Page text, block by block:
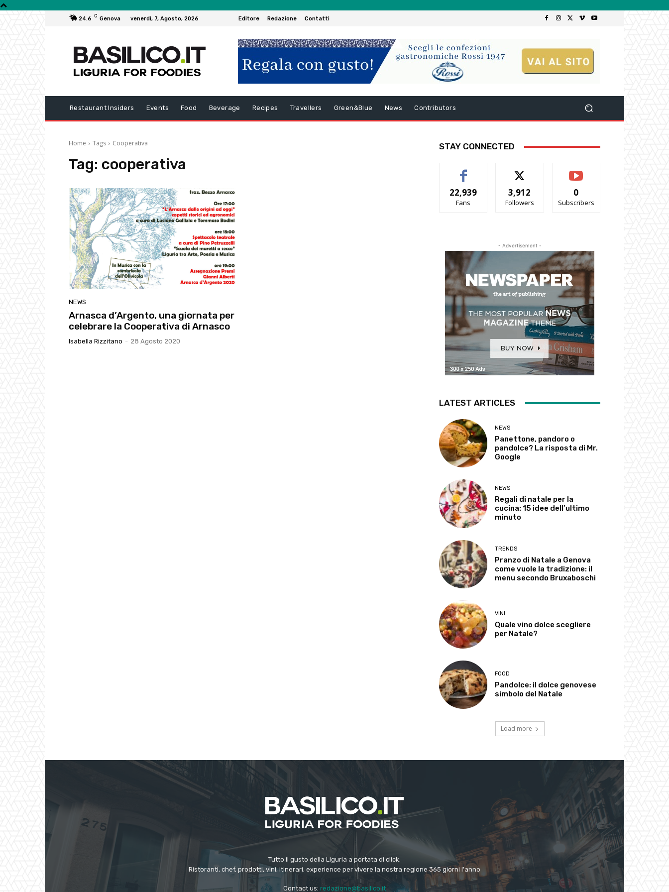
24.6 C Genova venerdì, 7, Agosto, 2026 Editore Redazione Contatti
Restaurant Insiders Events Food Beverage Recipes Travellers Green&Blue News Contributors
Home Tags Cooperativa
Tag: cooperativa
NEWS
Arnasca d’Argento, una giornata per
celebrare la Cooperativa di Arnasco
Isabella Rizzitano - 28 Agosto 2020
STAY CONNECTED
22,939
Fans
3,912
Followers
0
Subscribers
- Advertisement -
LATEST ARTICLES
NEWS
Panettone, pandoro o
pandolce? La risposta di Mr.
Google
NEWS
Regali di natale per la
cucina: 15 idee dell’ultimo
minuto
TRENDS
Pranzo di Natale a Genova
come vuole la tradizione: il
menu secondo Bruxaboschi
VINI
Quale vino dolce scegliere
per Natale?
FOOD
Pandolce: il dolce genovese
simbolo del Natale
Load more
Tutto il gusto della Liguria a portata di click.
Ristoranti, chef, prodotti, vini, itinerari, experience per vivere la nostra regione 365 giorni l'anno
Contact us: redazione@basilico.it